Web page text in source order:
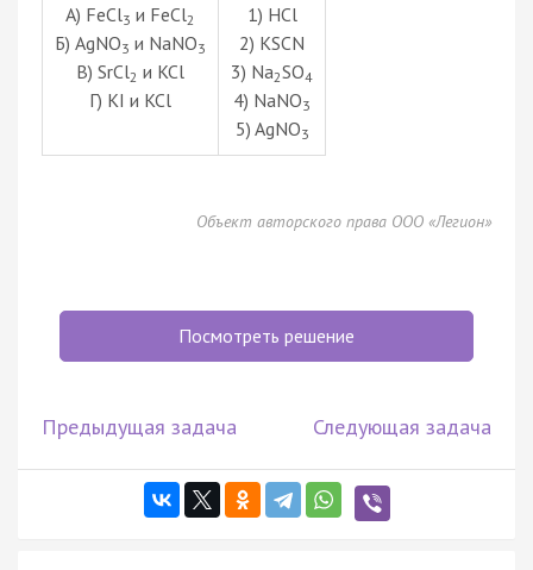
А) FeCl3 и FeCl2
Б) AgNO3 и NaNO3
В) SrCl2 и KCl
Г) KI и KCl
1) HCl
2) KSCN
3) Na2SO4
4) NaNO3
5) AgNO3
Объект авторского права ООО «Легион»
Посмотреть решение
Предыдущая задача Следующая задача